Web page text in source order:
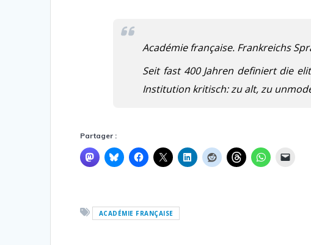
Académie française. Frankreichs
Seit fast 400 Jahren definiert die
Institution kritisch: zu alt, zu
Partager :
ACADÉMIE FRANÇAISE